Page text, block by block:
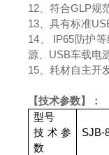
12、符合GLP规
13、具有标准
14、 IP65防护
源、USB车载电
15、耗材自主开
【技术参数】：
型号
技术参
数
SJB-